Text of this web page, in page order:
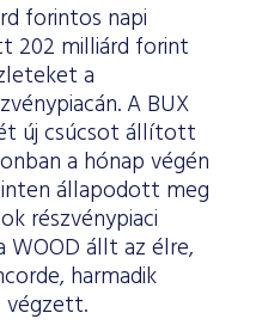
forintos napi
202 milliárd forint
a
A BUX
új csúcsot állított
a hónap végén
állapodott meg
részvénypiaci
WOOD állt az élre,
harmadik
végzett.